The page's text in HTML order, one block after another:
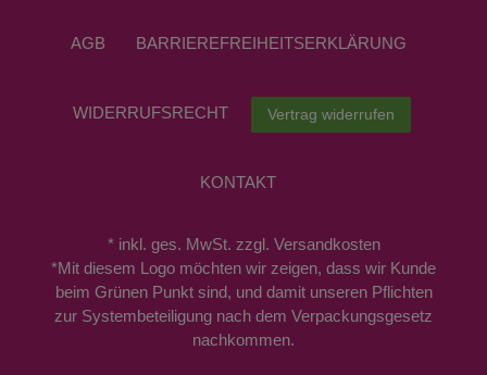
AGB BARRIEREFREIHEITSERKLÄRUNG
WIDERRUFS­RECHT Vertrag widerrufen
KONTAKT
* inkl. ges. MwSt. zzgl. Versandkosten
*Mit diesem Logo möchten wir zeigen, dass wir Kunde
beim Grünen Punkt sind, und damit unseren Pflichten
zur Systembeteiligung nach dem Verpackungsgesetz
nachkommen.